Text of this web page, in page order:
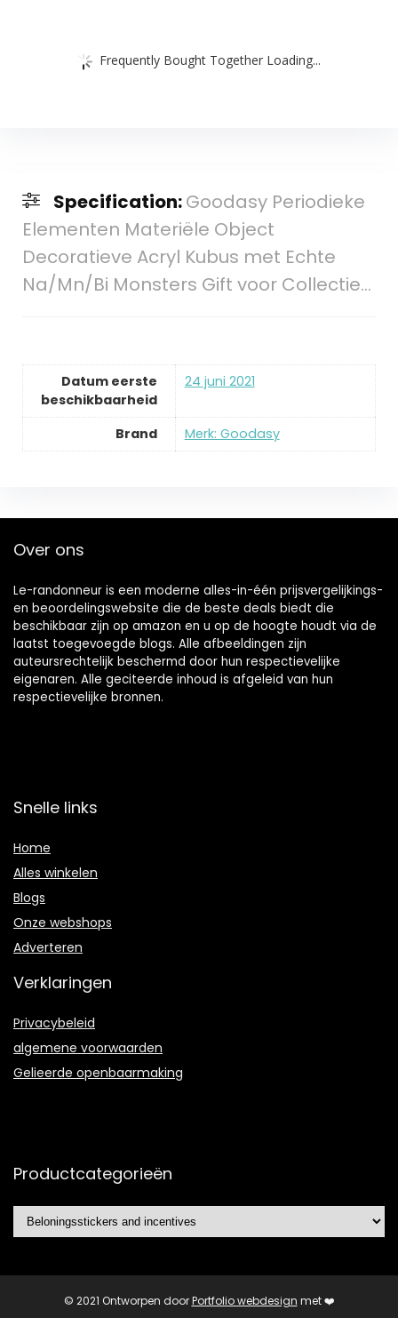
Frequently Bought Together Loading...
Specification:Goodasy Periodieke
Elementen Materiële Object
Decoratieve Acryl Kubus met Echte
Na/Mn/Bi Monsters Gift voor Collectie…
Datum eerste
beschikbaarheid
24 juni 2021
Brand Merk: Goodasy
Over ons
Le-randonneur is een moderne alles-in-één prijsvergelijkings-
en beoordelingswebsite die de beste deals biedt die
beschikbaar zijn op amazon en u op de hoogte houdt via de
laatst toegevoegde blogs. Alle afbeeldingen zijn
auteursrechtelijk beschermd door hun respectievelijke
eigenaren. Alle geciteerde inhoud is afgeleid van hun
respectievelijke bronnen.
Snelle links
Home
Alles winkelen
Blogs
Onze webshops
Adverteren
Verklaringen
Privacybeleid
algemene voorwaarden
Gelieerde openbaarmaking
Productcategorieën
© 2021 Ontworpen doorPortfolio webdesign met ❤️